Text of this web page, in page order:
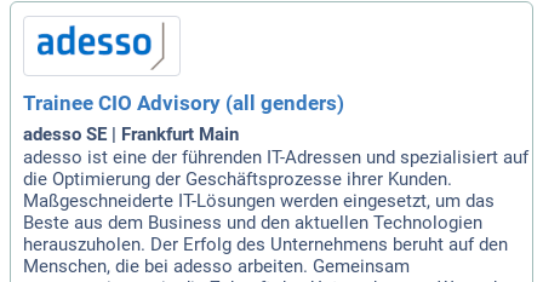
Trainee CIO Advisory (all genders)
adesso SE | Frankfurt Main
adesso ist eine der führenden IT-Adressen und spezialisiert auf
die Optimierung der Geschäftsprozesse ihrer Kunden.
Maßgeschneiderte IT-Lösungen werden eingesetzt, um das
Beste aus dem Business und den aktuellen Technologien
herauszuholen. Der Erfolg des Unternehmens beruht auf den
Menschen, die bei adesso arbeiten. Gemeinsam